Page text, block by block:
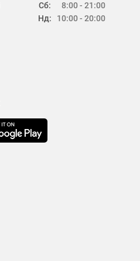
Сб:
Нд:
8:00 - 21:00
10:00 - 20:00